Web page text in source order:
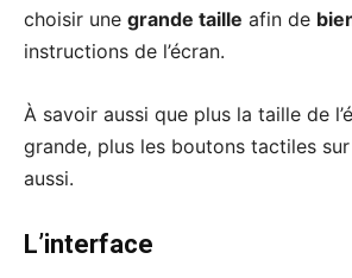
choisir une grande taille afin de
instructions de l’écran.
À savoir aussi que plus la taille de
grande, plus les boutons tactiles sur
aussi.
L’interface